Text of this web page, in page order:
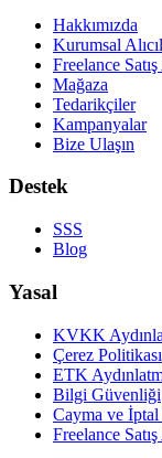
Hakkımızda
Kurumsal
Freelance
Mağaza
Tedarikçiler
Kampanyalar
Bize Ulaşın
Destek
SSS
Blog
Yasal
KVKK
Çerez Politikası
ETK
Bilgi Güvenliği
Cayma ve İptal
Freelance